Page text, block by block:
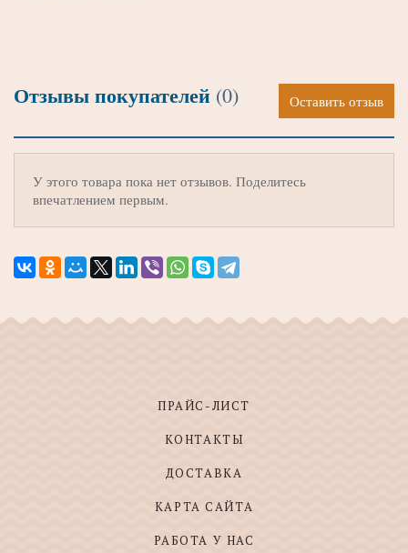
Отзывы покупателей (0) Оставить отзыв
У этого товара пока нет отзывов. Поделитесь
впечатлением первым.
ПРАЙС-ЛИСТ
КОНТАКТЫ
ДОСТАВКА
КАРТА САЙТА
РАБОТА У НАС